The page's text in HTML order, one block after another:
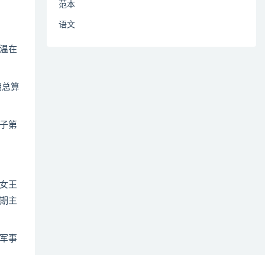
在
算
第
王
主
事
范本
语文